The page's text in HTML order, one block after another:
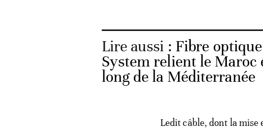
Lire aussi : Fibre
System relient le Maroc
long de la Méditerranée
Ledit câble, dont la mise